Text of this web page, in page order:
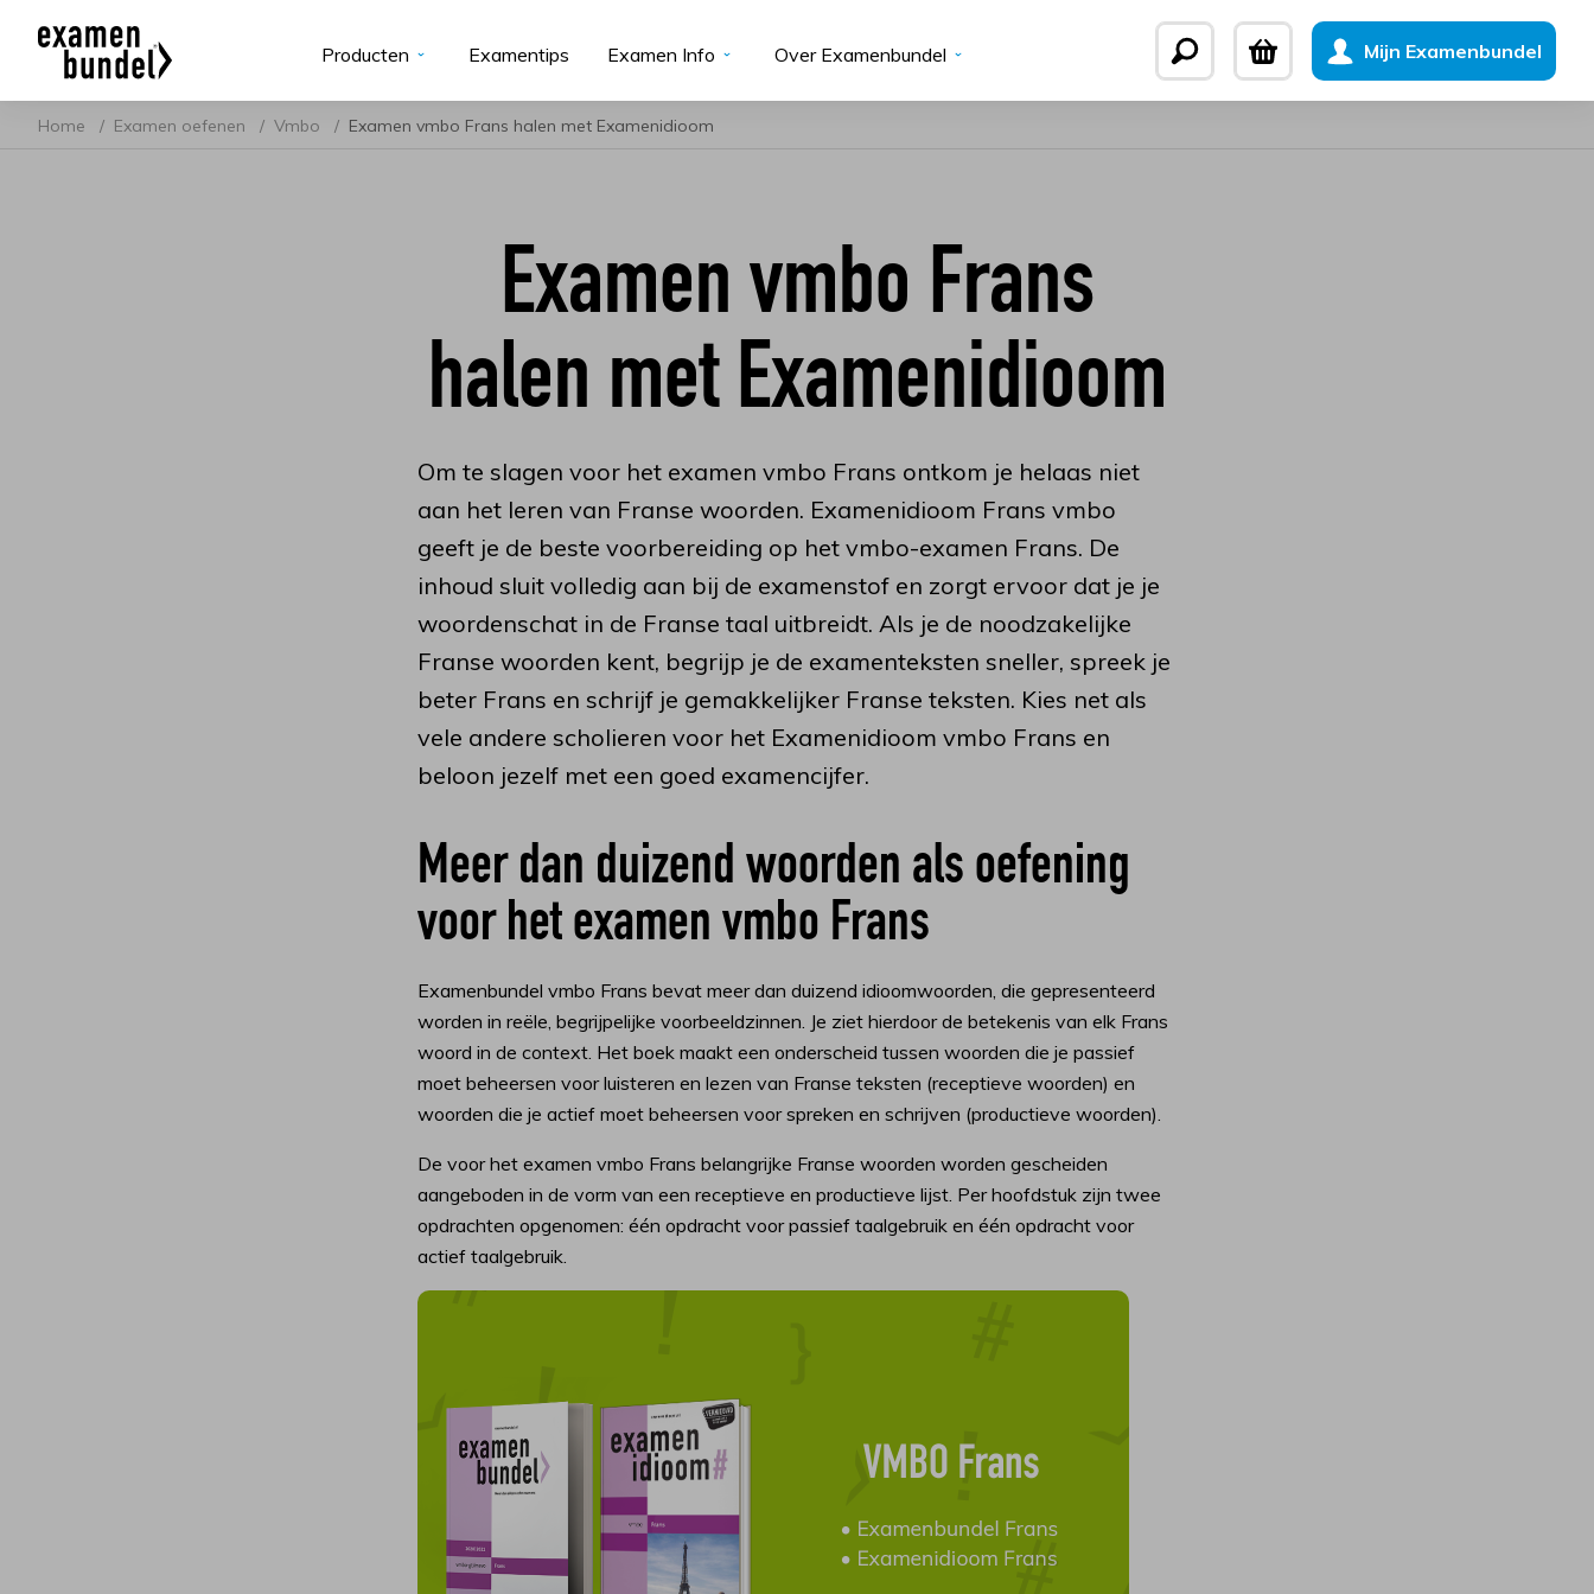
Producten Examentips Examen Info Over Examenbundel Mijn Examenbundel
Home Examen oefenen Vmbo Examen vmbo Frans halen met Examenidioom
Examen vmbo Frans
halen met Examenidioom
Om te slagen voor het examen vmbo Frans ontkom je helaas niet
aan het leren van Franse woorden. Examenidioom Frans vmbo
geeft je de beste voorbereiding op het vmbo-examen Frans. De
inhoud sluit volledig aan bij de examenstof en zorgt ervoor dat je je
woordenschat in de Franse taal uitbreidt. Als je de noodzakelijke
Franse woorden kent, begrijp je de examenteksten sneller, spreek je
beter Frans en schrijf je gemakkelijker Franse teksten. Kies net als
vele andere scholieren voor het Examenidioom vmbo Frans en
beloon jezelf met een goed examencijfer.
Meer dan duizend woorden als oefening
voor het examen vmbo Frans
Examenbundel vmbo Frans bevat meer dan duizend idioomwoorden, die gepresenteerd
worden in reële, begrijpelijke voorbeeldzinnen. Je ziet hierdoor de betekenis van elk Frans
woord in de context. Het boek maakt een onderscheid tussen woorden die je passief
moet beheersen voor luisteren en lezen van Franse teksten (receptieve woorden) en
woorden die je actief moet beheersen voor spreken en schrijven (productieve woorden).
De voor het examen vmbo Frans belangrijke Franse woorden worden gescheiden
aangeboden in de vorm van een receptieve en productieve lijst. Per hoofdstuk zijn twee
opdrachten opgenomen: één opdracht voor passief taalgebruik en één opdracht voor
actief taalgebruik.